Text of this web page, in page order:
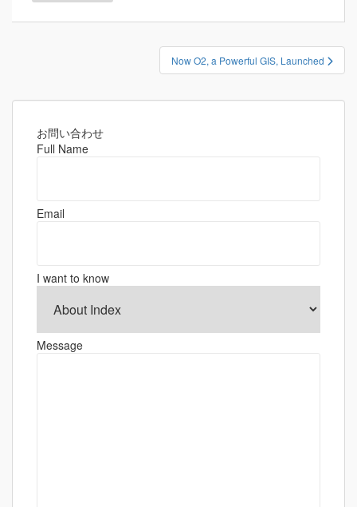
ナ
Now O2, a Powerful GIS, Launched
お問い合わせ
Full Name
Email
I want to know
Message